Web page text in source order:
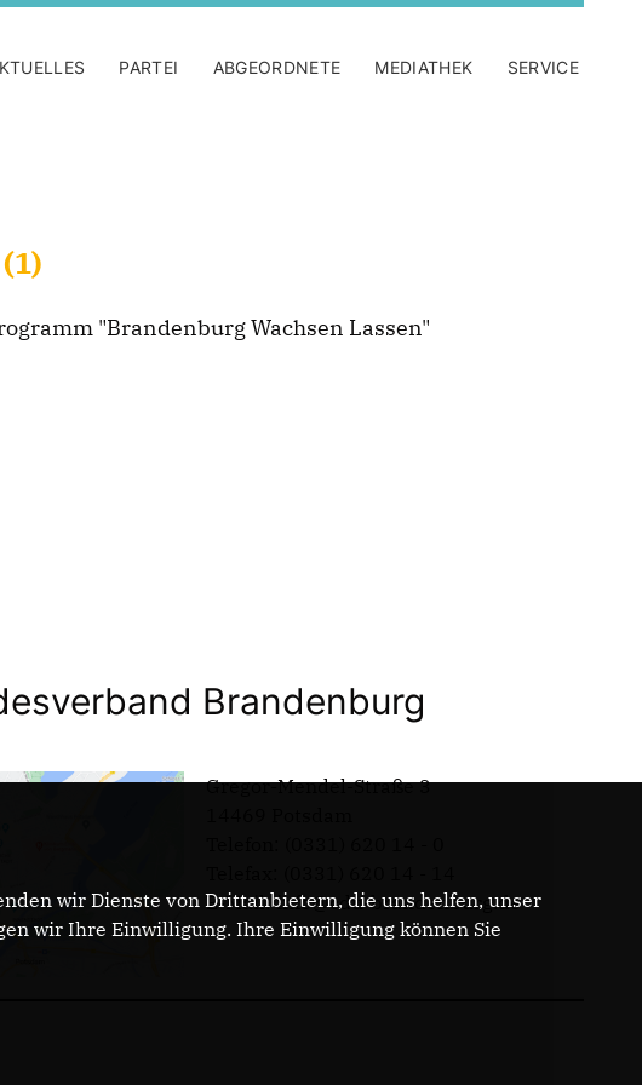
PARTEI ABGEORDNETE MEDIATHEK SERVICE
"Brandenburg Wachsen Lassen"
Brandenburg
Gregor-Mendel-Straße 3
E-Mail: info@cdu-brandenburg.de
wir Dienste von Drittanbietern, die uns helfen, unser
wir Ihre Einwilligung. Ihre Einwilligung können Sie